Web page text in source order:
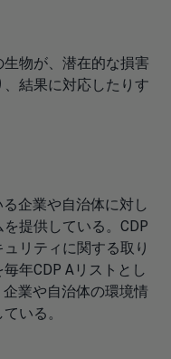
物が、潜在的な損害
結果に対応したりす
企業や自治体に対し
提供している。CDP
リティに関する取り
年CDP Aリストとし
業や自治体の環境情
いる。